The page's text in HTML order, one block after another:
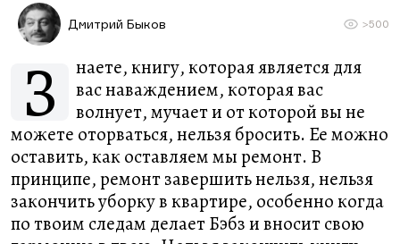
Дмитрий Быков >500
З
наете, книгу, которая является для
вас наваждением, которая вас
волнует, мучает и от которой вы не
можете оторваться, нельзя бросить. Ее можно
оставить, как оставляем мы ремонт. В
принципе, ремонт завершить нельзя, нельзя
закончить уборку в квартире, особенно когда
по твоим следам делает Бэбз и вносит свою